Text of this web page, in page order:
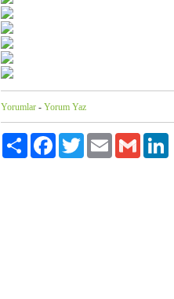
Yorumlar - Yorum Yaz
Paylaş FacebookTwitter Email Gmail